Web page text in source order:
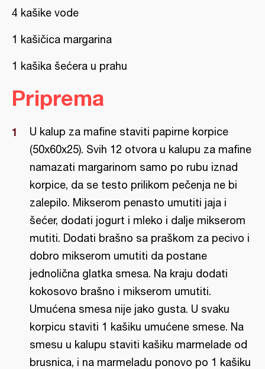
4 kašike vode
1 kašičica margarina
1 kašika šećera u prahu
Priprema
U kalup za mafine staviti papirne korpice
(50x60x25). Svih 12 otvora u kalupu za mafine
namazati margarinom samo po rubu iznad
korpice, da se testo prilikom pečenja ne bi
zalepilo. Mikserom penasto umutiti jaja i
šećer, dodati jogurt i mleko i dalje mikserom
mutiti. Dodati brašno sa praškom za pecivo i
dobro mikserom umutiti da postane
jednolična glatka smesa. Na kraju dodati
kokosovo brašno i mikserom umutiti.
Umućena smesa nije jako gusta. U svaku
korpicu staviti 1 kašiku umućene smese. Na
smesu u kalupu staviti kašiku marmelade od
brusnica, i na marmeladu ponovo po 1 kašiku